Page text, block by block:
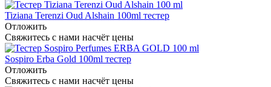
Tiziana Terenzi Oud Alshain 100ml тестер
Отложить
Свяжитесь с нами насчёт цены
Sospiro Erba Gold 100ml тестер
Отложить
Свяжитесь с нами насчёт цены